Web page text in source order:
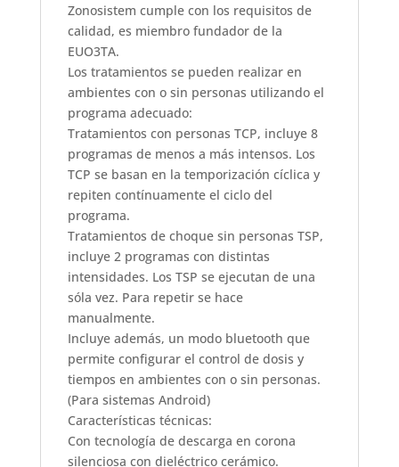
Zonosistem cumple con los requisitos de
calidad, es miembro fundador de la
EUO3TA.
Los tratamientos se pueden realizar en
ambientes con o sin personas utilizando el
programa adecuado:
Tratamientos con personas TCP, incluye 8
programas de menos a más intensos. Los
TCP se basan en la temporización cíclica y
repiten contínuamente el ciclo del
programa.
Tratamientos de choque sin personas TSP,
incluye 2 programas con distintas
intensidades. Los TSP se ejecutan de una
sóla vez. Para repetir se hace
manualmente.
Incluye además, un modo bluetooth que
permite configurar el control de dosis y
tiempos en ambientes con o sin personas.
(Para sistemas Android)
Características técnicas:
Con tecnología de descarga en corona
silenciosa con dieléctrico cerámico.